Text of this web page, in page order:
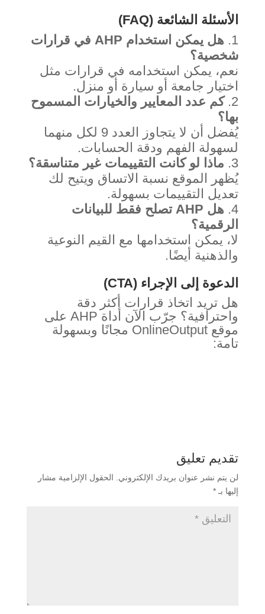
الأسئلة الشائعة (FAQ)
هل يمكن استخدام AHP في قرارات
شخصية؟
نعم، يمكن استخدامه في قرارات مثل
اختيار جامعة أو سيارة أو منزل.
كم عدد المعايير والخيارات المسموح
بها؟
يُفضل أن لا يتجاوز العدد 9 لكل منهما
لسهولة الفهم ودقة الحسابات.
ماذا لو كانت التقييمات غير متناسقة؟
يُظهر الموقع نسبة الاتساق ويتيح لك
تعديل التقييمات بسهولة.
هل AHP تصلح فقط للبيانات
الرقمية؟
لا، يمكن استخدامها مع القيم النوعية
والذهنية أيضًا.
الدعوة إلى الإجراء (CTA)
هل تريد اتخاذ قرارات أكثر دقة
واحترافية؟ جرّب الآن أداة AHP على
موقع OnlineOutput مجانًا وبسهولة
تامة:
تقديم تعليق
لن يتم نشر عنوان بريدك الإلكتروني.
الحقول الإلزامية مشار
إليها بـ *